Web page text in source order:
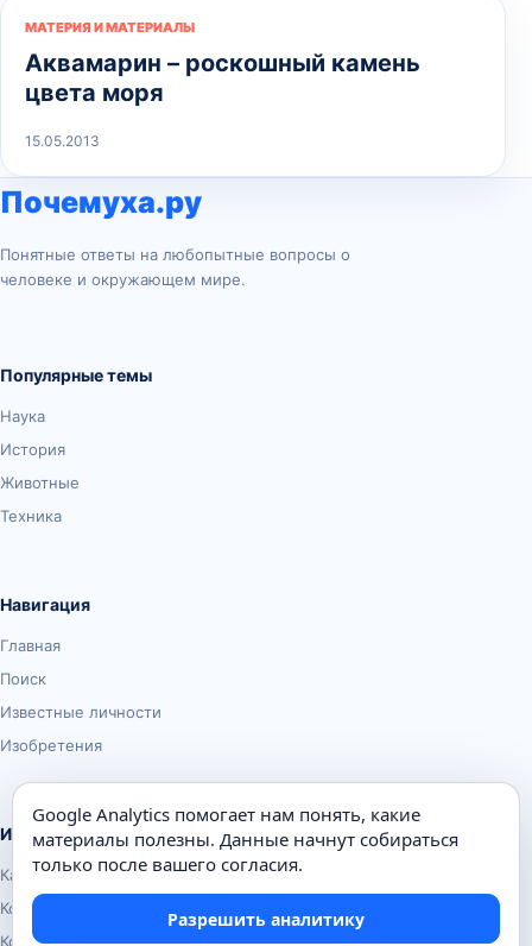
МАТЕРИЯ И МАТЕРИАЛЫ
Аквамарин – роскошный камень
цвета моря
15.05.2013
Почемуха.ру
Понятные ответы на любопытные вопросы о
человеке и окружающем мире.
Популярные темы
Наука
История
Животные
Техника
Навигация
Главная
Поиск
Известные личности
Изобретения
Информация
Карта сайта
Контакты
Конфиденциальность
Google Analytics помогает нам понять, какие
материалы полезны. Данные начнут собираться
только после вашего согласия.
Разрешить аналитику